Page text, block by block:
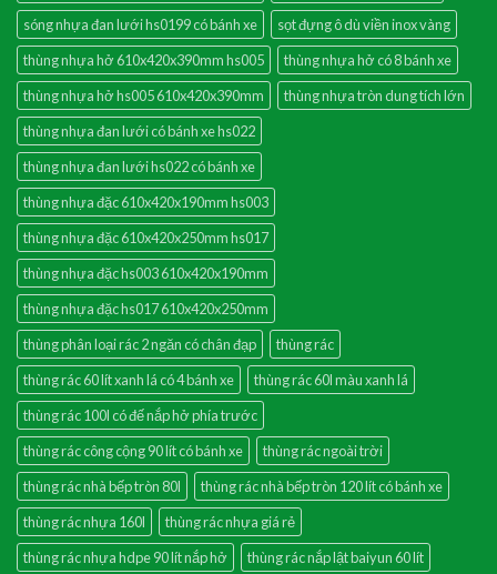
sóng nhựa đan lưới hs0199 có bánh xe
sọt đựng ô dù viền inox vàng
thùng nhựa hở 610x420x390mm hs005
thùng nhựa hở có 8 bánh xe
thùng nhựa hở hs005 610x420x390mm
thùng nhựa tròn dung tích lớn
thùng nhựa đan lưới có bánh xe hs022
thùng nhựa đan lưới hs022 có bánh xe
thùng nhựa đặc 610x420x190mm hs003
thùng nhựa đặc 610x420x250mm hs017
thùng nhựa đặc hs003 610x420x190mm
thùng nhựa đặc hs017 610x420x250mm
thùng phân loại rác 2 ngăn có chân đạp
thùng rác
thùng rác 60 lít xanh lá có 4 bánh xe
thùng rác 60l màu xanh lá
thùng rác 100l có đế nắp hở phía trước
thùng rác công cộng 90 lít có bánh xe
thùng rác ngoài trời
thùng rác nhà bếp tròn 80l
thùng rác nhà bếp tròn 120 lít có bánh xe
thùng rác nhựa 160l
thùng rác nhựa giá rẻ
thùng rác nhựa hdpe 90 lít nắp hở
thùng rác nắp lật baiyun 60 lít